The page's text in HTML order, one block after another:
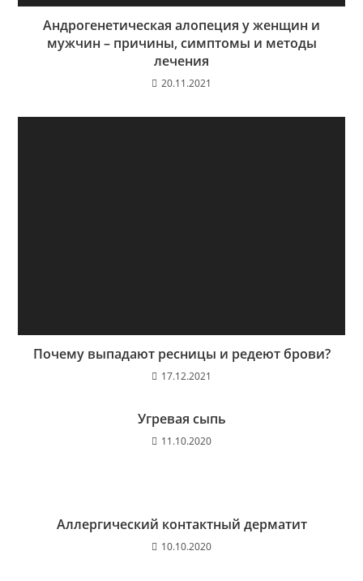
Андрогенетическая алопеция у женщин и
мужчин – причины, симптомы и методы
лечения
20.11.2021
Почему выпадают ресницы и редеют брови?
17.12.2021
Угревая сыпь
11.10.2020
Аллергический контактный дерматит
10.10.2020